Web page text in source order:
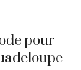
pour